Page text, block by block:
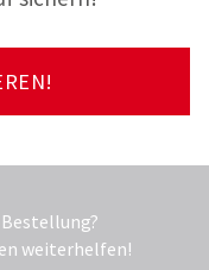
weiterhelfen!